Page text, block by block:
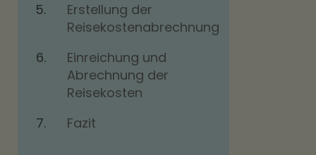
Erstellung der
Reisekostenabrechnung
Einreichung und
Abrechnung der
Reisekosten
Fazit